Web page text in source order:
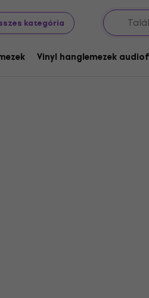
kategória
Vinyl hanglemezek